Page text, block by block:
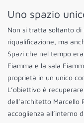
Uno spazio
Non si tratta soltanto
riqualificazione, ma
Spazi che nel tempo
Fiamma e la sala
proprietà in un unico
L’obiettivo è
dell’architetto Marcello
accoglienza all’interno